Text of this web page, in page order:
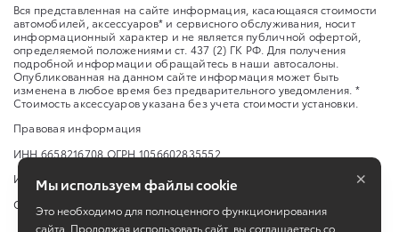
Вся представленная на сайте информация, касающаяся стоимости
автомобилей, аксессуаров* и сервисного обслуживания, носит
информационный характер и не является публичной офертой,
определяемой положениями ст. 437 (2) ГК РФ. Для получения
подробной информации обращайтесь в наши автосалоны.
Опубликованная на данном сайте информация может быть
изменена в любое время без предварительного уведомления. *
Стоимость аксессуаров указана без учета стоимости установки.
Правовая информация
ИНН 6658216708 ОГРН 1056602835552
Изменить настройку cookies
Сбросить cookie
Мы используем файлы cookie
Это необходимо для полноценного функционирования
сайта. Продолжая использовать сайт, вы соглашаетесь со
×